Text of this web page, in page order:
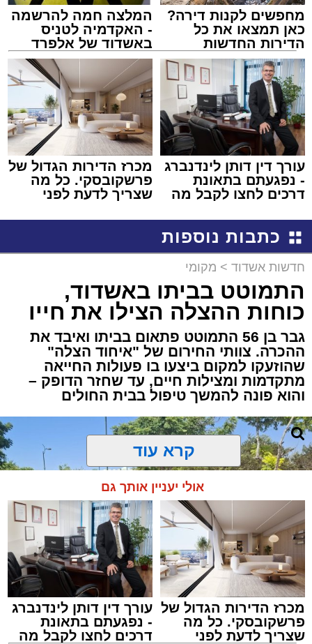
מחפשים לקנות דירה?
כאן תמצאו את כל
הדירות החדשות
למכירה באשדוד >>>
המלצה חמה להרשמה
- האקדמיה לטניס
באשדוד של אלפרד
קריאולנסקי - לילדים
עורך דין דותן לינדנברג
- נפגעתם בתאונת
דרכים לחצו לקבל מה
מכרז הדירות הגדול של
פרשקובסקי. כל מה
שצריך לדעת לפני
באשדוד
כתבות נוספות
חדשות אשדוד > מקומי
התמוטט בביתו באשדוד,
כוחות ההצלה הצילו את חייו
גבר בן 56 התמוטט פתאום בביתו ואיבד את
ההכרה. צוותי החירום של "איחוד הצלה"
שהוזעקו למקום ביצעו בו פעולות החייאה
מתקדמות ומצילות חיים, עד שחזר הדופק –
והוא פונה להמשך טיפול בבית החולים
קרא עוד
אולי יעניין אותך גם
מכרז הדירות הגדול של
פרשקובסקי. כל מה
שצריך לדעת לפני
עורך דין דותן לינדנברג
- נפגעתם בתאונת
דרכים לחצו לקבל מה